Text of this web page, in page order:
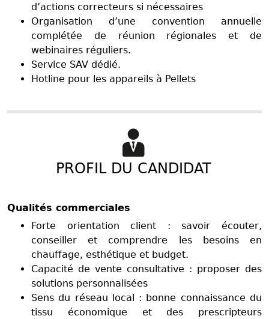
d’actions correcteurs si nécessaires
Organisation d’une convention annuelle
complétée de réunion régionales et de
webinaires réguliers.
Service SAV dédié.
Hotline pour les appareils à Pellets
PROFIL DU CANDIDAT
Qualités commerciales
Forte orientation client : savoir écouter,
conseiller et comprendre les besoins en
chauffage, esthétique et budget.
Capacité de vente consultative : proposer des
solutions personnalisées
Sens du réseau local : bonne connaissance du
tissu économique et des prescripteurs